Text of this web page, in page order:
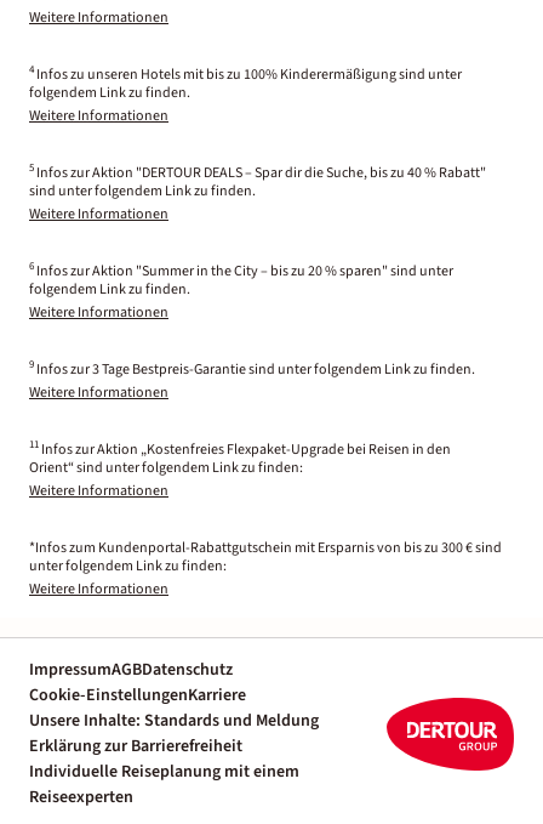
Weitere Informationen
4 Infos zu unseren Hotels mit bis zu 100% Kinderermäßigung sind unter
folgendem Link zu finden.
Weitere Informationen
5 Infos zur Aktion "DERTOUR DEALS – Spar dir die Suche, bis zu 40 % Rabatt"
sind unter folgendem Link zu finden.
Weitere Informationen
6 Infos zur Aktion "Summer in the City – bis zu 20 % sparen" sind unter
folgendem Link zu finden.
Weitere Informationen
9 Infos zur 3 Tage Bestpreis-Garantie sind unter folgendem Link zu finden.
Weitere Informationen
11 Infos zur Aktion „Kostenfreies Flexpaket-Upgrade bei Reisen in den
Orient“ sind unter folgendem Link zu finden:
Weitere Informationen
*Infos zum Kundenportal-Rabattgutschein mit Ersparnis von bis zu 300 € sind
unter folgendem Link zu finden:
Weitere Informationen
ImpressumAGBDatenschutz
Cookie-EinstellungenKarriere
Unsere Inhalte: Standards und Meldung
Erklärung zur Barrierefreiheit
Individuelle Reiseplanung mit einem
Reiseexperten